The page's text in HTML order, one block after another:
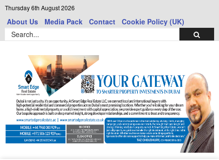
Thursday 6th August 2026
About Us Media Pack Contact Cookie Policy (UK)